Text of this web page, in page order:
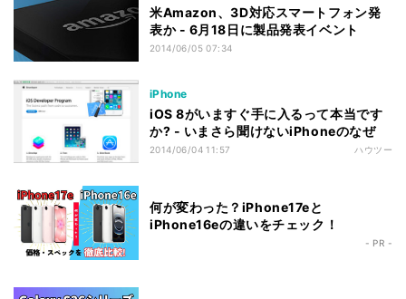
米Amazon、3D対応スマートフォン発
表か - 6月18日に製品発表イベント
2014/06/05 07:34
iPhone
iOS 8がいますぐ手に入るって本当です
か? - いまさら聞けないiPhoneのなぜ
2014/06/04 11:57 ハウツー
何が変わった？iPhone17eと
iPhone16eの違いをチェック！
- PR -